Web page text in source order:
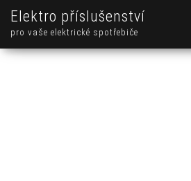
Elektro příslušenství
pro vaše elektrické spotřebiče